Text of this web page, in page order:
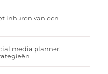
inhuren van een
media planner: